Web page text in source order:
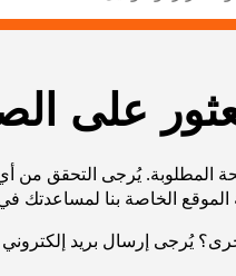
على
المطلوبة. يُرجى التحقق من
يُرجى إرسال بريد إلكتروني